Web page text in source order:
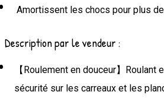
Amortissent les chocs pour plus
Description par le vendeur :
【Roulement en douceur】
sécurité sur les carreaux et les